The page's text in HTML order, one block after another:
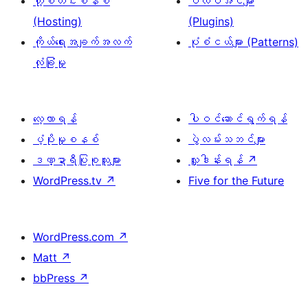
(Hosting)
ကိုယ်ရေးအချက်အလက်
လုံခြုံမှု
(Plugins)
ပုံစံငယ်များ (Patterns)
လေ့လာရန်
ပံ့ပိုးမှုစနစ်
ဒဏ္ဍာရီပြုစုသူများ
WordPress.tv ↗
ပါဝင်ဆောင်ရွက်ရန်
ပွဲလမ်းသဘင်များ
လှူဒါန်းရန် ↗
Five for the Future
WordPress.com ↗
Matt ↗
bbPress ↗